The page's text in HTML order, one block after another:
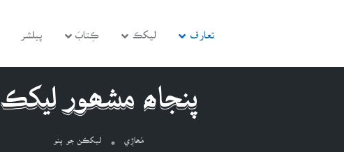
تعارف ليکڪ ڪِتابَ پبلشر
پنجاھ مشھور ليکڪ
مُھاڙِي ليکڪن جو پنو